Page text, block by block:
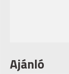
Ajánló